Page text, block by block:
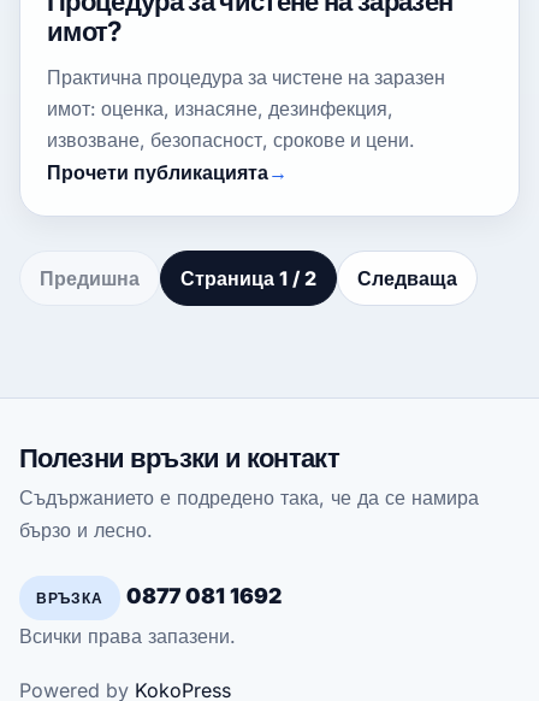
имот?
Практична процедура за чистене на заразен
имот: оценка, изнасяне, дезинфекция,
извозване, безопасност, срокове и цени.
Прочети публикацията
Предишна Страница 1 / 2 Следваща
Полезни връзки и контакт
Съдържанието е подредено така, че да се намира
бързо и лесно.
ВРЪЗКА 0877 081 1692
Всички права запазени.
Powered by KokoPress